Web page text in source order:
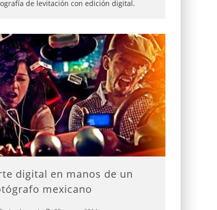
de levitación con edición digital.
digital en manos de un
mexicano